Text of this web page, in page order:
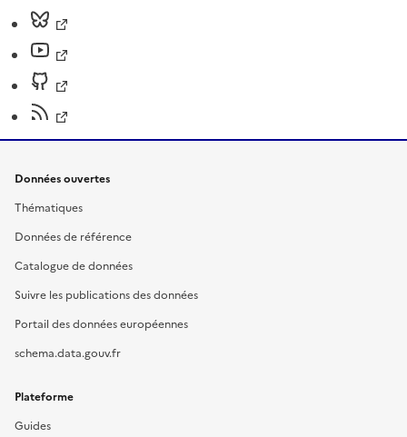
Données ouvertes
Thématiques
Données de référence
Catalogue de données
Suivre les publications des données
Portail des données européennes
schema.data.gouv.fr
Plateforme
Guides